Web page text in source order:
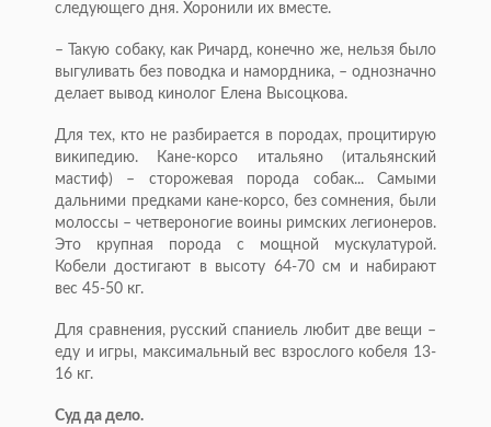
следующего дня. Хоронили их вместе.
– Такую собаку, как Ричард, конечно же, нельзя было
выгуливать без поводка и намордника, – однозначно
делает вывод кинолог Елена Высоцкова.
Для тех, кто не разбирается в породах, процитирую
википедию. Кане-корсо итальяно (итальянский
мастиф) – сторожевая порода собак... Самыми
дальними предками кане-корсо, без сомнения, были
молоссы – четвероногие воины римских легионеров.
Это крупная порода с мощной мускулатурой.
Кобели достигают в высоту 64-70 см и набирают
вес 45-50 кг.
Для сравнения, русский спаниель любит две вещи –
еду и игры, максимальный вес взрослого кобеля 13-
16 кг.
Суд да дело.